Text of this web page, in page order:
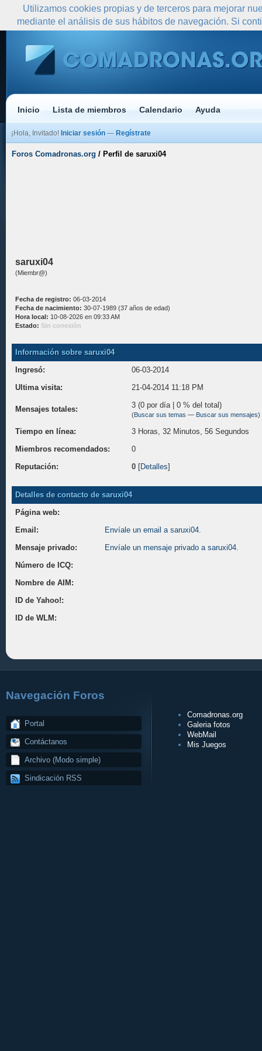
Inicio Lista de miembros Calendario Ayuda
¡Hola, Invitado! Iniciar sesión — Regístrate
Foros Comadronas.org / Perfil de saruxi04
saruxi04
(Miembr@)
Fecha de registro: 06-03-2014
Fecha de nacimiento: 30-07-1989 (37 años de edad)
Hora local: 10-08-2026 en 09:33 AM
Estado: Sin conexión
Información sobre saruxi04
Ingresó:
06-03-2014
Ultima visita:
21-04-2014 11:18 PM
Mensajes totales: 3 (0 por día | 0 % del total)
(Buscar sus temas — Buscar sus mensajes)
Tiempo en línea:
3 Horas, 32 Minutos, 56 Segundos
Miembros recomendados:
0
Reputación:
0 [Detalles]
Detalles de contacto de saruxi04
Página web:
Email:
Envíale un email a saruxi04.
Mensaje privado:
Envíale un mensaje privado a saruxi04.
Número de ICQ:
Nombre de AIM:
ID de Yahoo!:
ID de WLM:
Navegación Foros
Portal
Contáctanos
Archivo (Modo simple)
Sindicación RSS
Comadronas.org
Galeria fotos
WebMail
Mis Juegos
Utilizamos cookies propias y de terceros para mejorar
mediante el análisis de sus hábitos de navegación. Si